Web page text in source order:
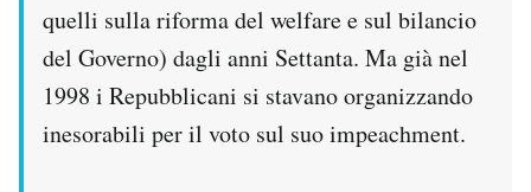
quelli sulla riforma del welfare e sul bilancio
del Governo) dagli anni Settanta. Ma già nel
1998 i Repubblicani si stavano organizzando
inesorabili per il voto sul suo impeachment.